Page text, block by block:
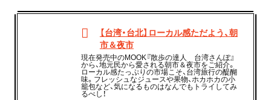
【台湾・台北】ローカル感ただよう、朝
市＆夜市
現在発売中のMOOK『散歩の達人 台湾さんぽ』
から、地元民から愛される朝市＆夜市をご紹介。
ローカル感たっぷりの市場こそ、台湾旅行の醍醐
味。フレッシュなジュースや果物、ホカホカの小
籠包など、気になるものはなんでもトライしてみ
るべし！